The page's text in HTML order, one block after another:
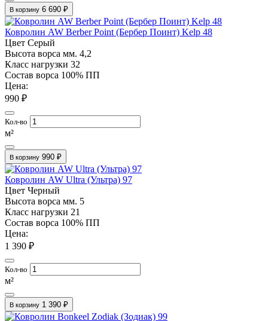
В корзину 6 690 ₽
Ковролин AW Berber Point (Бербер Поинт) Kelp 48
Цвет Серый
Высота ворса мм. 4,2
Класс нагрузки 32
Состав ворса 100% ПП
Цена:
990 ₽
Кол-во
м²
В корзину 990 ₽
Ковролин AW Ultra (Ультра) 97
Цвет Черный
Высота ворса мм. 5
Класс нагрузки 21
Состав ворса 100% ПП
Цена:
1 390 ₽
Кол-во
м²
В корзину 1 390 ₽